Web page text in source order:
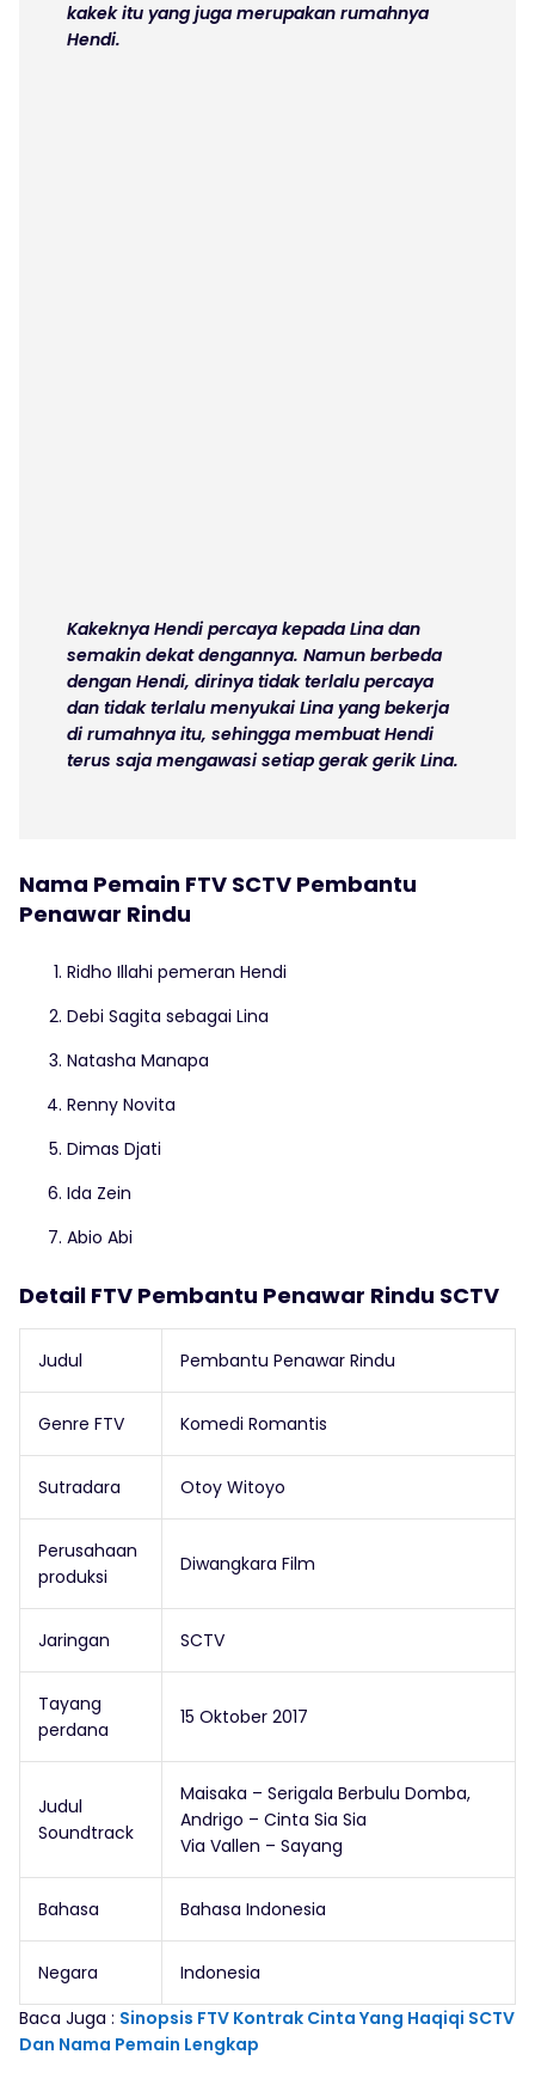
kakek itu yang juga merupakan rumahnya
Hendi.
Kakeknya Hendi percaya kepada Lina dan
semakin dekat dengannya. Namun berbeda
dengan Hendi, dirinya tidak terlalu percaya
dan tidak terlalu menyukai Lina yang bekerja
di rumahnya itu, sehingga membuat Hendi
terus saja mengawasi setiap gerak gerik Lina.
Nama Pemain FTV SCTV Pembantu
Penawar Rindu
Ridho Illahi pemeran Hendi
Debi Sagita sebagai Lina
Natasha Manapa
Renny Novita
Dimas Djati
Ida Zein
Abio Abi
Detail FTV Pembantu Penawar Rindu SCTV
Judul Pembantu Penawar Rindu
Genre FTV Komedi Romantis
Sutradara Otoy Witoyo
Perusahaan
produksi
Diwangkara Film
Jaringan SCTV
Tayang
perdana
15 Oktober 2017
Judul
Soundtrack
Maisaka – Serigala Berbulu Domba,
Andrigo – Cinta Sia Sia
Via Vallen – Sayang
Bahasa Bahasa Indonesia
Negara
Indonesia
Baca Juga : Sinopsis FTV Kontrak Cinta Yang Haqiqi SCTV
Dan Nama Pemain Lengkap